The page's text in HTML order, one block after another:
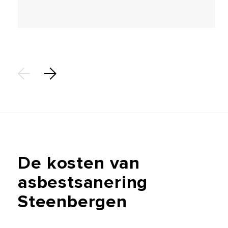
De kosten van
asbestsanering
Steenbergen